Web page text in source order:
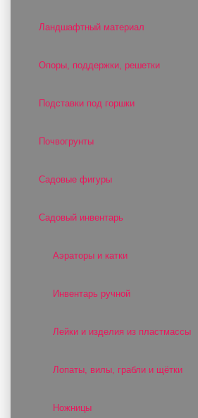
Ландшафтный материал
Опоры, поддержки, решетки
Подставки под горшки
Почвогрунты
Садовые фигуры
Садовый инвентарь
Аэраторы и катки
Инвентарь ручной
Лейки и изделия из пластмассы
Лопаты, вилы, грабли и щётки
Ножницы